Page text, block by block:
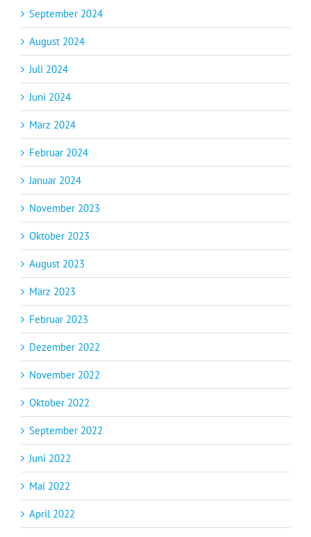
September 2024
August 2024
Juli 2024
Juni 2024
März 2024
Februar 2024
Januar 2024
November 2023
Oktober 2023
August 2023
März 2023
Februar 2023
Dezember 2022
November 2022
Oktober 2022
September 2022
Juni 2022
Mai 2022
April 2022